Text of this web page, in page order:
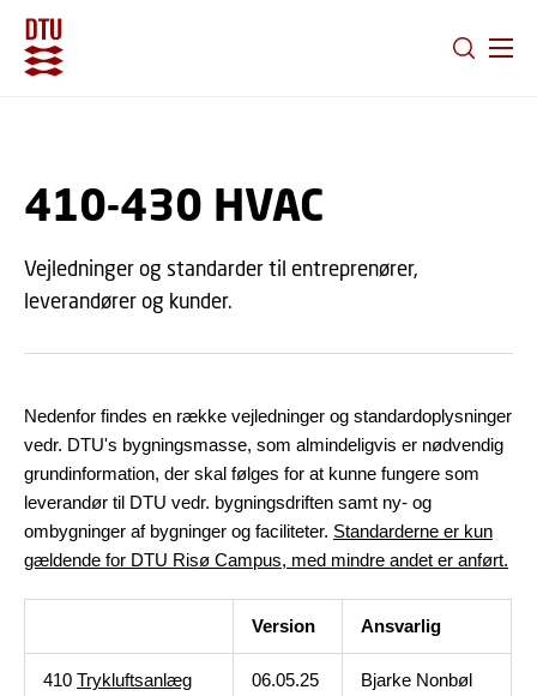
410-430 HVAC
Vejledninger og standarder til entreprenører,
leverandører og kunder.
Nedenfor findes en række vejledninger og standardoplysninger
vedr. DTU's bygningsmasse, som almindeligvis er nødvendig
grundinformation, der skal følges for at kunne fungere som
leverandør til DTU vedr. bygningsdriften samt ny- og
ombygninger af bygninger og faciliteter. Standarderne er kun
gældende for DTU Risø Campus, med mindre andet er anført.
Version Ansvarlig
410 Trykluftsanlæg 06.05.25 Bjarke Nonbøl